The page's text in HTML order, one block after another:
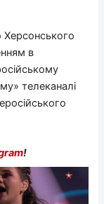
в
телеканалі
!